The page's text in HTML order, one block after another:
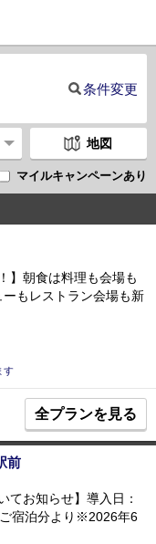
条件変更
地図
マイルキャンペーンあり
】朝食は料理も会場も
もレストラン会場も新
す
全プランを見る
前
てお知らせ】導入日：
宿泊分より※2026年6